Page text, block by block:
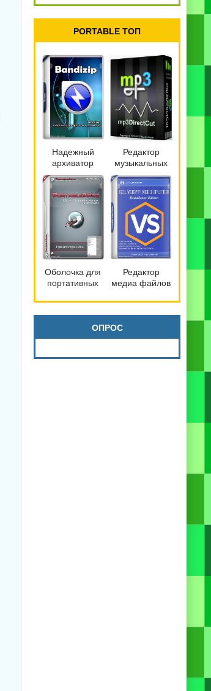
PORTABLE ТОП
Надежный
архиватор
файлов
Bandizip 7.42
Pro by
Dodakaedr
Редактор
музыкальных
файлов
mp3DirectCut
2.40
Оболочка для
портативных
PortableApps.com
Platform 30.3
Редактор
медиа файлов
Video Splitter
9.0.2603.20
Broadcast
Edition
ОПРОС